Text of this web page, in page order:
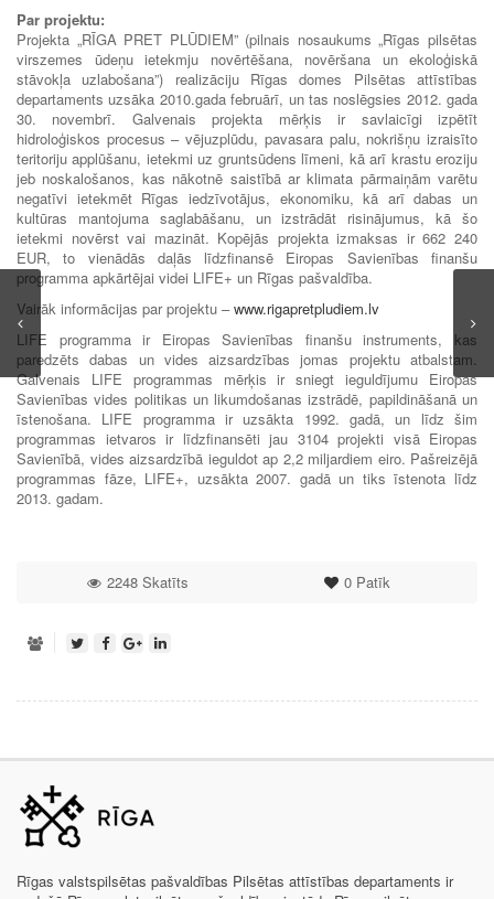
Par projektu:
Projekta „RĪGA PRET PLŪDIEM” (pilnais nosaukums „Rīgas pilsētas
virszemes ūdeņu ietekmju novērtēšana, novēršana un ekoloģiskā
stāvokļa uzlabošana”) realizāciju Rīgas domes Pilsētas attīstības
departaments uzsāka 2010.gada februārī, un tas noslēgsies 2012. gada
30. novembrī. Galvenais projekta mērķis ir savlaicīgi izpētīt
hidroloģiskos procesus – vējuzplūdu, pavasara palu, nokrišņu izraisīto
teritoriju applūšanu, ietekmi uz gruntsūdens līmeni, kā arī krastu eroziju
jeb noskalošanos, kas nākotnē saistībā ar klimata pārmaiņām varētu
negatīvi ietekmēt Rīgas iedzīvotājus, ekonomiku, kā arī dabas un
kultūras mantojuma saglabāšanu, un izstrādāt risinājumus, kā šo
ietekmi novērst vai mazināt. Kopējās projekta izmaksas ir 662 240
EUR, to vienādās daļās līdzfinansē Eiropas Savienības finanšu
programma apkārtējai videi LIFE+ un Rīgas pašvaldība.
Vairāk informācijas par projektu –www.rigapretpludiem.lv
LIFE programma ir Eiropas Savienības finanšu instruments, kas
paredzēts dabas un vides aizsardzības jomas projektu atbalstam.
Galvenais LIFE programmas mērķis ir sniegt ieguldījumu Eiropas
Savienības vides politikas un likumdošanas izstrādē, papildināšanā un
īstenošana. LIFE programma ir uzsākta 1992. gadā, un līdz šim
programmas ietvaros ir līdzfinansēti jau 3104 projekti visā Eiropas
Savienībā, vides aizsardzībā ieguldot ap 2,2 miljardiem eiro. Pašreizējā
programmas fāze, LIFE+, uzsākta 2007. gadā un tiks īstenota līdz
2013. gadam.
0Patīk
2248 Skatīts
Rīgas valstspilsētas pašvaldības Pilsētas attīstības departaments ir